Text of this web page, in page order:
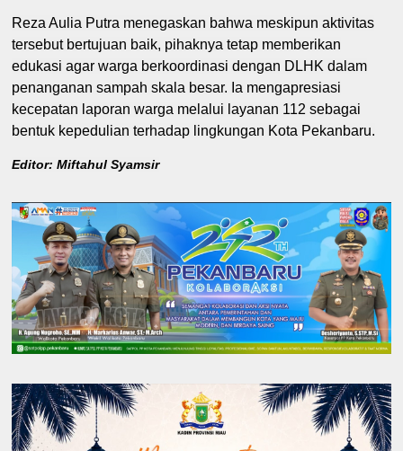
Reza Aulia Putra menegaskan bahwa meskipun aktivitas
tersebut bertujuan baik, pihaknya tetap memberikan
edukasi agar warga berkoordinasi dengan DLHK dalam
penanganan sampah skala besar. Ia mengapresiasi
kecepatan laporan warga melalui layanan 112 sebagai
bentuk kepedulian terhadap lingkungan Kota Pekanbaru.
Editor: Miftahul Syamsir